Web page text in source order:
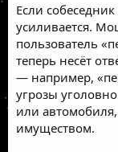
Если
усиливается.
пользователь
теперь несёт
— например,
угрозы
или
имуществом.